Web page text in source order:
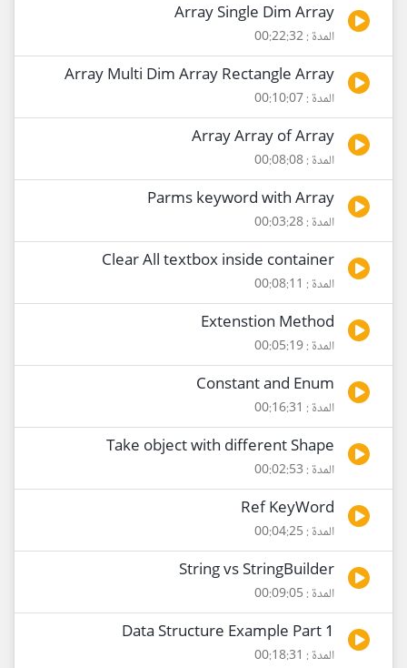
Array Single Dim Array
المدة : 00:22:32
Array Multi Dim Array Rectangle Array
المدة : 00:10:07
Array Array of Array
المدة : 00:08:08
Parms keyword with Array
المدة : 00:03:28
Clear All textbox inside container
المدة : 00:08:11
Extenstion Method
المدة : 00:05:19
Constant and Enum
المدة : 00:16:31
Take object with different Shape
المدة : 00:02:53
Ref KeyWord
المدة : 00:04:25
String vs StringBuilder
المدة : 00:09:05
Data Structure Example Part 1
المدة : 00:18:31